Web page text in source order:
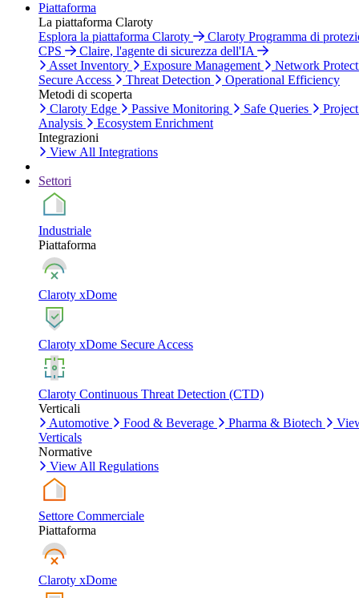
Piattaforma
La piattaforma Claroty
Esplora la piattaforma Claroty
Claroty Programma di
CPS
Claire, l'agente di sicurezza dell'IA
Asset Inventory
Exposure Management
Network
Secure Access
Threat Detection
Operational Efficiency
Metodi di scoperta
Claroty Edge
Passive Monitoring Safe Queries
Analysis
Ecosystem Enrichment
Integrazioni
View All Integrations
Settori
Industriale
Piattaforma
Claroty xDome
Claroty xDome Secure Access
Claroty Continuous Threat Detection (CTD)
Verticali
Automotive
Food & Beverage Pharma & Biotech
Verticals
Normative
View All Regulations
Settore Commerciale
Piattaforma
Claroty xDome